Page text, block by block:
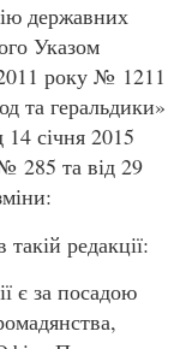
державних
Указом
року № 1211
та геральдики»
січня 2015
285 та від 29
редакції:
є за посадою